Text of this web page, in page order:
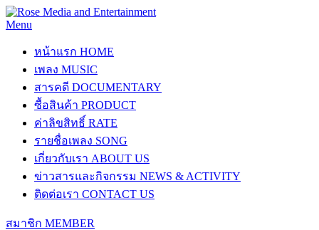
Menu
หน้าแรก HOME
เพลง MUSIC
สารคดี DOCUMENTARY
ซื้อสินค้า PRODUCT
ค่าลิขสิทธิ์ RATE
รายชื่อเพลง SONG
เกี่ยวกับเรา ABOUT US
ข่าวสารและกิจกรรม NEWS & ACTIVITY
ติดต่อเรา CONTACT US
สมาชิก MEMBER